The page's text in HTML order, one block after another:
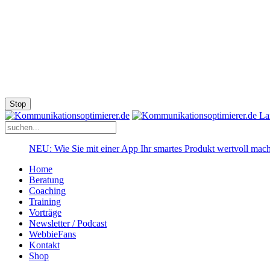
Stop
NEU: Wie Sie mit einer App Ihr smartes Produkt wertvoll
Home
Beratung
Coaching
Training
Vorträge
Newsletter / Podcast
WebbieFans
Kontakt
Shop